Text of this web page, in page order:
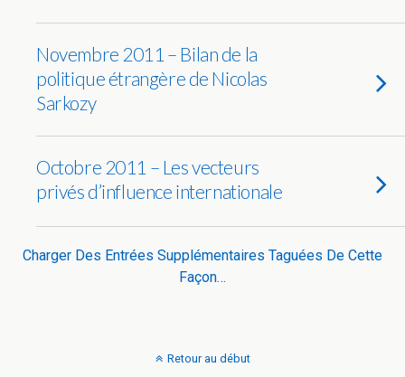
Novembre 2011 – Bilan de la
politique étrangère de Nicolas
Sarkozy
Octobre 2011 – Les vecteurs
privés d’influence internationale
Charger Des Entrées Supplémentaires Taguées De Cette
Façon…
Retour au début